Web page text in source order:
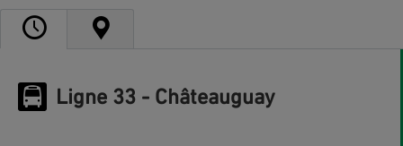
Ligne 33 - Châteauguay